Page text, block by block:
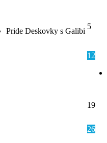
Pride Deskovky s Galibi
5
12
19
26